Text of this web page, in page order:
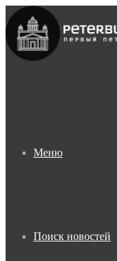
Меню
Поиск новостей